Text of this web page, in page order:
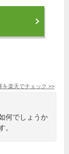
を楽天でチェック >>
何でしょうか
。